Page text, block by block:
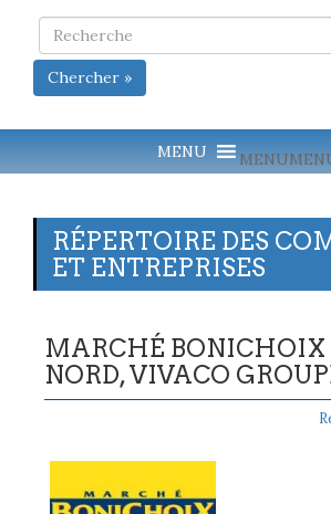
Chercher »
MENU
RÉPERTOIRE DES
ET ENTREPRISES
MARCHÉ
NORD, VIVACO